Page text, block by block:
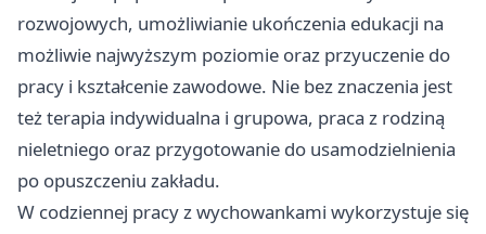
rozwojowych, umożliwianie ukończenia edukacji na
możliwie najwyższym poziomie oraz przyuczenie do
pracy i kształcenie zawodowe. Nie bez znaczenia jest
też terapia indywidualna i grupowa, praca z rodziną
nieletniego oraz przygotowanie do usamodzielnienia
po opuszczeniu zakładu.
W codziennej pracy z wychowankami wykorzystuje się